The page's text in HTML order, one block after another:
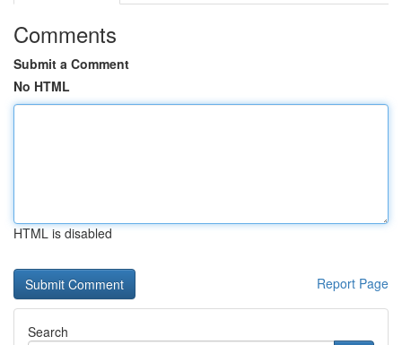
Comments
Submit a Comment
No HTML
HTML is disabled
Report Page
Search